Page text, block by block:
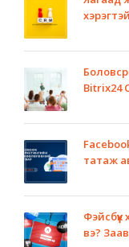
Bitrix24
татаж
вэ?